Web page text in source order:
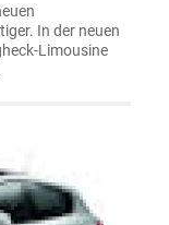
In der neuen
Limousine